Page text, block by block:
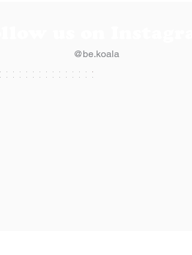
@be.koala